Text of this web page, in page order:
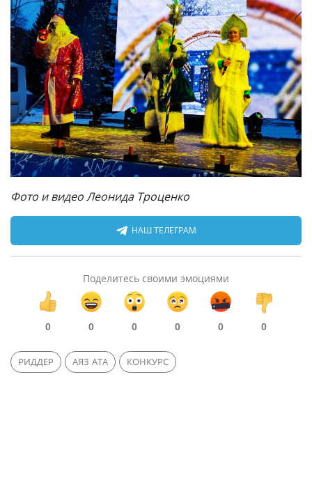
Фото и видео Леонида Троценко
НАШ ТЕЛЕГРАМ
Поделитесь своими эмоциями
0 0 0 0 0 0
РИДДЕР АЯЗ АТА КОНКУРС